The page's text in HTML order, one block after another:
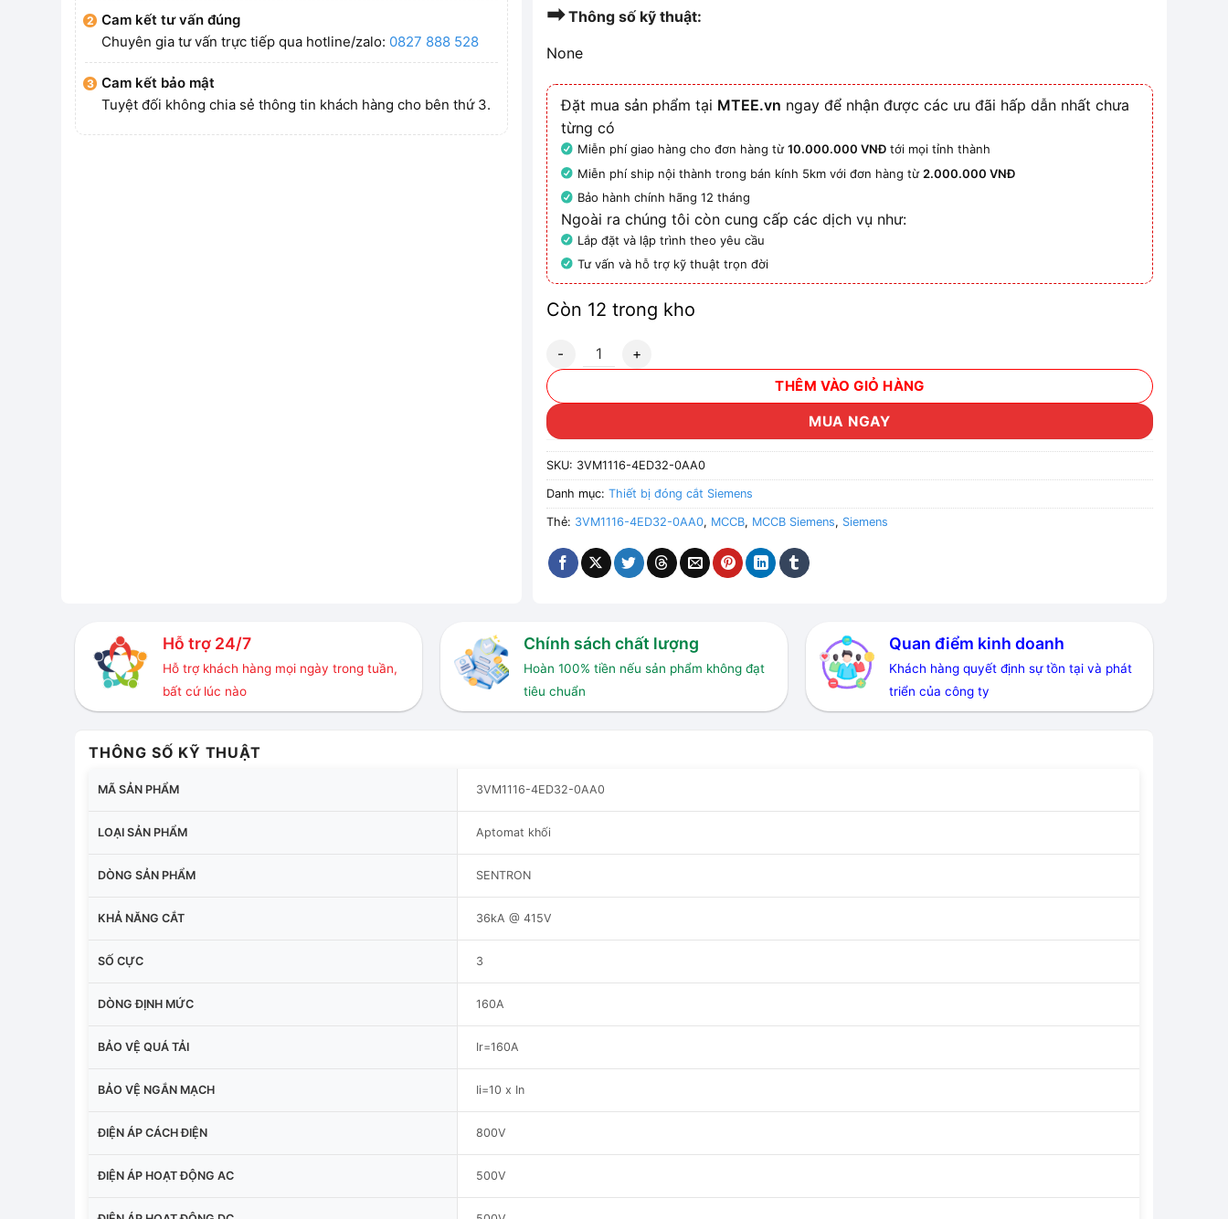
Cam kết tư vấn đúng
Chuyên gia tư vấn trực tiếp qua hotline/zalo: 0827 888 528
Cam kết bảo mật
Tuyệt đối không chia sẻ thông tin khách hàng cho bên thứ 3.
➡Thông số kỹ thuật:
None
Đặt mua sản phẩm tại MTEE.vn ngay để nhận được các ưu đãi hấp dẫn nhất chưa
từng có
Miễn phí giao hàng cho đơn hàng từ10.000.000 VNĐ tới mọi tỉnh thành
Miễn phí ship nội thành trong bán kính 5km với đơn hàng từ 2.000.000 VNĐ
Bảo hành chính hãng 12 tháng
Ngoài ra chúng tôi còn cung cấp các dịch vụ như:
Lắp đặt và lập trình theo yêu cầu
Tư vấn và hỗ trợ kỹ thuật trọn đời
Còn 12 trong kho
3VM1116-4ED32-0AA0 - MCCB chỉnh dòng Siemens số lượng
THÊM VÀO GIỎ HÀNG
MUA NGAY
SKU: 3VM1116-4ED32-0AA0
Danh mục:Thiết bị đóng cắt Siemens
Thẻ: 3VM1116-4ED32-0AA0, MCCB, MCCB Siemens, Siemens
Hỗ trợ 24/7
Hỗ trợ khách hàng mọi ngày trong tuần,
bất cứ lúc nào
Chính sách chất lượng
Hoàn 100% tiền nếu sản phẩm không đạt
tiêu chuẩn
Quan điểm kinh doanh
Khách hàng quyết định sự tồn tại và phát
triển của công ty
THÔNG SỐ KỸ THUẬT
MÃ SẢN PHẨM 3VM1116-4ED32-0AA0
LOẠI SẢN PHẨM Aptomat khối
DÒNG SẢN PHẨM SENTRON
KHẢ NĂNG CẮT 36kA @ 415V
SỐ CỰC 3
DÒNG ĐỊNH MỨC 160A
BẢO VỆ QUÁ TẢI Ir=160A
BẢO VỆ NGẮN MẠCH Ii=10 x In
ĐIỆN ÁP CÁCH ĐIỆN 800V
ĐIỆN ÁP HOẠT ĐỘNG AC 500V